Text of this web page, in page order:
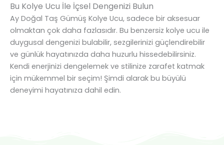
Bu Kolye Ucu İle İçsel Dengenizi Bulun
Ay Doğal Taş Gümüş Kolye Ucu, sadece bir aksesuar
olmaktan çok daha fazlasıdır. Bu benzersiz kolye ucu ile
duygusal dengenizi bulabilir, sezgilerinizi güçlendirebilir
ve günlük hayatınızda daha huzurlu hissedebilirsiniz.
Kendi enerjinizi dengelemek ve stilinize zarafet katmak
için mükemmel bir seçim! Şimdi alarak bu büyülü
deneyimi hayatınıza dahil edin.